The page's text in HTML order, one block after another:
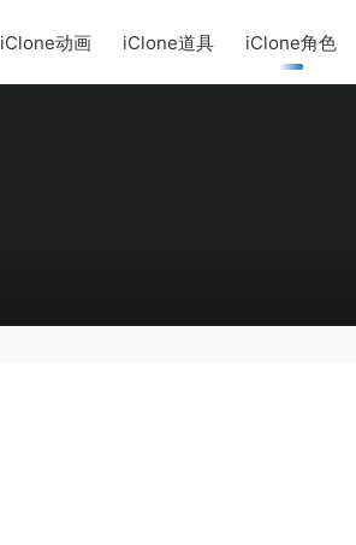
iClone动画 iClone道具 iClone角色